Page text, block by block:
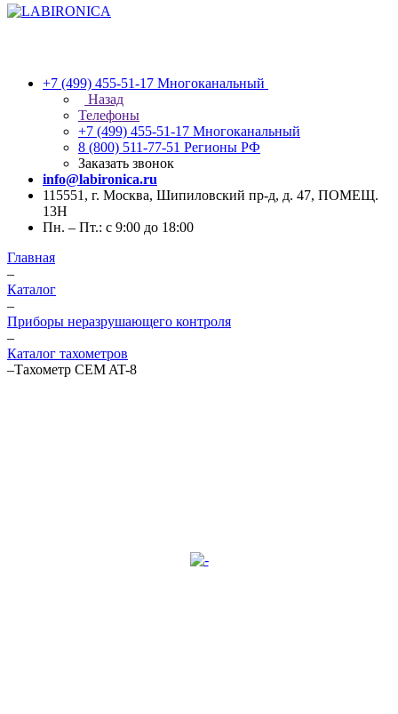
+7 (499) 455-51-17 Многоканальный
Назад
Телефоны
+7 (499) 455-51-17 Многоканальный
8 (800) 511-77-51 Регионы РФ
Заказать звонок
info@labironica.ru
115551, г. Москва, Шипиловский пр-д, д. 47, ПОМЕЩ.
13Н
Пн. – Пт.: с 9:00 до 18:00
Главная
–
Каталог
–
Приборы неразрушающего контроля
–
Каталог тахометров
–Тахометр CEM AT-8